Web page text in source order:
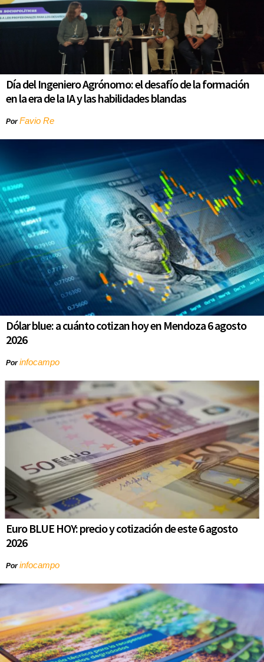
Día del Ingeniero Agrónomo: el desafío de la formación
en la era de la IA y las habilidades blandas
PorFavio Re
Dólar blue: a cuánto cotizan hoy en Mendoza 6 agosto
2026
Porinfocampo
Euro BLUE HOY: precio y cotización de este 6 agosto
2026
Porinfocampo